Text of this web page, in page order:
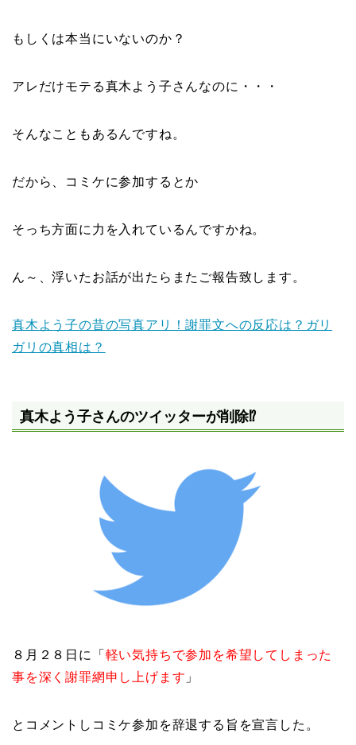
もしくは本当にいないのか？
アレだけモテる真木よう子さんなのに・・・
そんなこともあるんですね。
だから、コミケに参加するとか
そっち方面に力を入れているんですかね。
ん～、浮いたお話が出たらまたご報告致します。
真木よう子の昔の写真アリ！謝罪文への反応は？ガリ
ガリの真相は？
真木よう子さんのツイッターが削除⁉
８月２８日に「 軽い気持ちで参加を希望してしまった
事を深く謝罪網申し上げます 」
とコメントしコミケ参加を辞退する旨を宣言した。